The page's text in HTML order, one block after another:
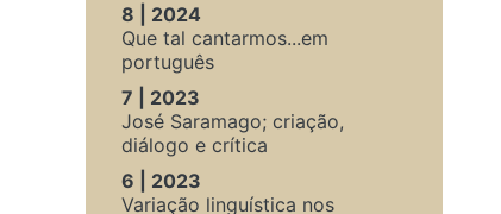
8 | 2024
Que tal cantarmos...em
português
7 | 2023
José Saramago; criação,
diálogo e crítica
6 | 2023
Variação linguística nos